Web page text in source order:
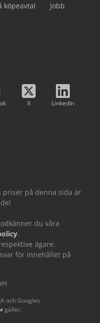
köpeavtal Jobb
X LinkedIn
på denna sida är
du våra
.
ägare.
för innehållet på
och Googles
gäller.